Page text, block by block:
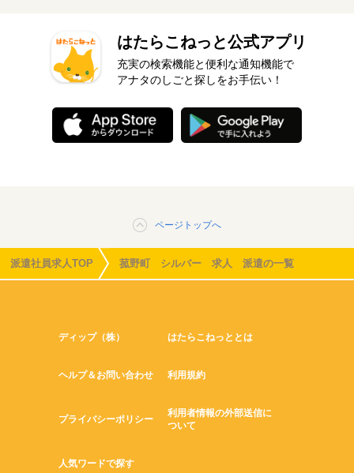
はたらこねっと公式アプリ
充実の検索機能と便利な通知機能で
アナタのしごと探しをお手伝い！
ページトップへ
派遣社員求人TOP 菰野町 シルバー 求人 派遣の一覧
ディップ（株） はたらこねっととは
ヘルプ＆お問い合わせ 利用規約
プライバシーポリシー
利用者情報の外部送信に
ついて
人気ワードで探す